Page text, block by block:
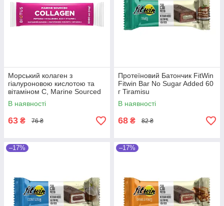
Морський колаген з
гіалуроновою кислотою та
вітаміном С, Marine Sourced
Collagen Peptidеs, Biotus, 1
саше (5.15 г)
В наявності
63 ₴ 76 ₴
Протеїновий Батончик FitWin
Fitwin Bar No Sugar Added 60
г Tiramisu
В наявності
68 ₴ 82 ₴
–17% –17%